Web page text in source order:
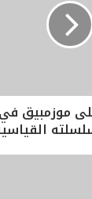
موزمبيق في